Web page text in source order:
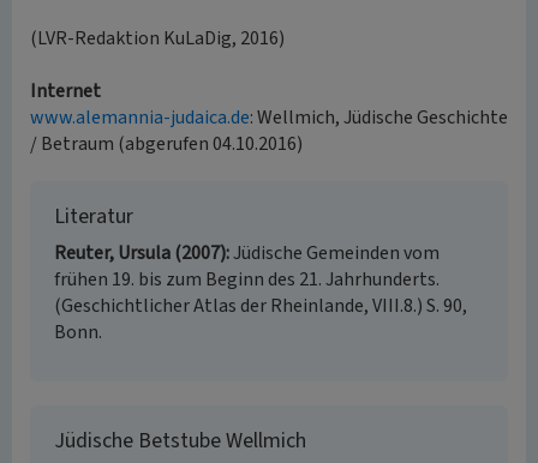
(LVR-Redaktion KuLaDig, 2016)
Internet
www.alemannia-judaica.de: Wellmich, Jüdische Geschichte
/ Betraum (abgerufen 04.10.2016)
Literatur
Reuter, Ursula (2007) Jüdische Gemeinden vom
frühen 19. bis zum Beginn des 21. Jahrhunderts.
(Geschichtlicher Atlas der Rheinlande, VIII.8.) S. 90,
Bonn.
Jüdische Betstube Wellmich